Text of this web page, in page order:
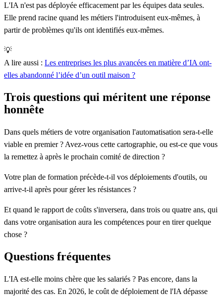
L'IA n'est pas déployée efficacement par les équipes data seules.
Elle prend racine quand les métiers l'introduisent eux-mêmes, à
partir de problèmes qu'ils ont identifiés eux-mêmes.
💡
A lire aussi : Les entreprises les plus avancées en matière d’IA ont-
elles abandonné l’idée d’un outil maison ?
Trois questions qui méritent une réponse
honnête
Dans quels métiers de votre organisation l'automatisation sera-t-elle
viable en premier ? Avez-vous cette cartographie, ou est-ce que vous
la remettez à après le prochain comité de direction ?
Votre plan de formation précède-t-il vos déploiements d'outils, ou
arrive-t-il après pour gérer les résistances ?
Et quand le rapport de coûts s'inversera, dans trois ou quatre ans, qui
dans votre organisation aura les compétences pour en tirer quelque
chose ?
Questions fréquentes
L'IA est-elle moins chère que les salariés ? Pas encore, dans la
majorité des cas. En 2026, le coût de déploiement de l'IA dépasse